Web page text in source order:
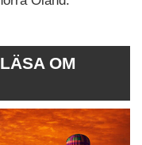
OM